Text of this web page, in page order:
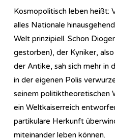
Kosmopolitisch leben heißt:
alles Nationale
Welt prinzipiell. Schon
gestorben), der Kyniker,
der Antike, sah sich mehr in
in der eigenen Polis
seinem politiktheoretischen
ein Weltkaiserreich
partikulare Herkunft
miteinander leben können.